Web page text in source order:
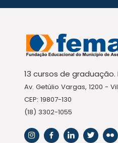
13 cursos de graduação.
Av. Getúlio Vargas, 1200 -
CEP: 19807-130
(18) 3302-1055